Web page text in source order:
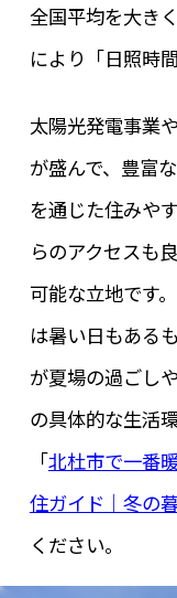
全国平均を大き
により「日照時
太陽光発電事業
が盛んで、豊富
を通じた住みや
らのアクセスも
可能な立地です
は暑い日もある
が夏場の過ごし
の具体的な生活
「北杜市で一番
住ガイド｜冬の
ください。